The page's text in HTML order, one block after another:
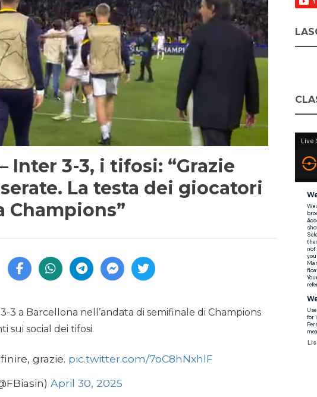
Inter 3-3, i tifosi: “Grazie
La testa dei giocatori
Champions”
3 a Barcellona nell’andata di semifinale di Champions
sui social dei tifosi.
grazie. pic.twitter.com/7oC8hNxhlF
April 30, 2025